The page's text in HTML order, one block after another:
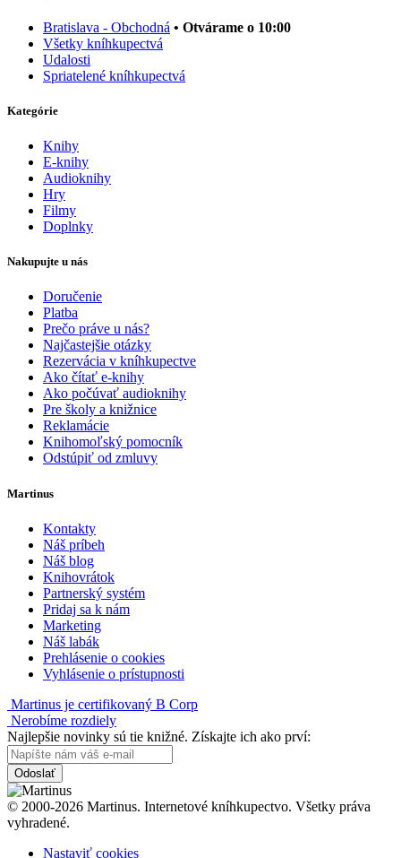
Bratislava - Obchodná • Otvárame o 10:00
Všetky kníhkupectvá
Udalosti
Spriatelené kníhkupectvá
Kategórie
Knihy
E-knihy
Audioknihy
Hry
Filmy
Doplnky
Nakupujte u nás
Doručenie
Platba
Prečo práve u nás?
Najčastejšie otázky
Rezervácia v kníhkupectve
Ako čítať e-knihy
Ako počúvať audioknihy
Pre školy a knižnice
Reklamácie
Knihomoľský pomocník
Odstúpiť od zmluvy
Martinus
Kontakty
Náš príbeh
Náš blog
Knihovrátok
Partnerský systém
Pridaj sa k nám
Marketing
Náš labák
Prehlásenie o cookies
Vyhlásenie o prístupnosti
Martinus je certifikovaný B Corp
Nerobíme rozdiely
Najlepšie novinky sú tie knižné. Získajte ich ako prví:
Odoslať
© 2000-2026 Martinus. Internetové kníhkupectvo. Všetky práva
vyhradené.
Nastaviť cookies